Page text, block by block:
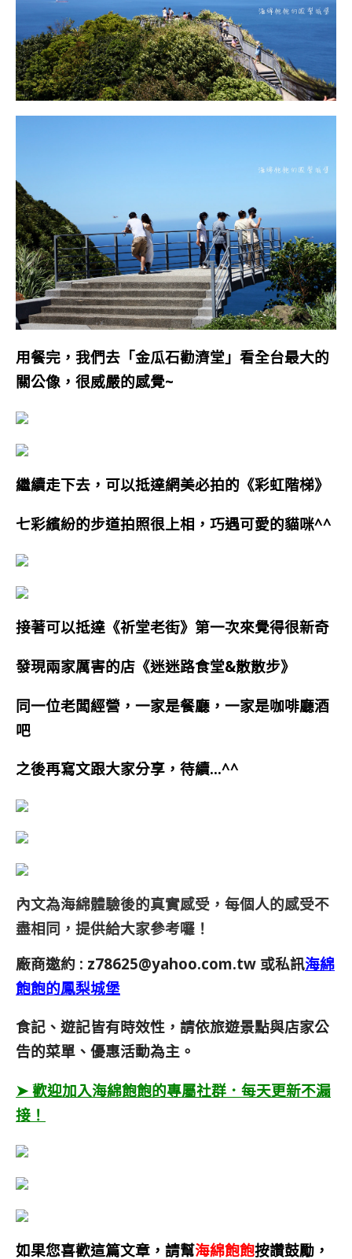
用餐完，我們去「金瓜石勸濟堂」看全台最大的
關公像，很威嚴的感覺~
繼續走下去，可以抵達網美必拍的 《彩虹階梯》
七彩繽紛的步道拍照很上相，巧遇可愛的貓咪^^
接著可以抵達 《祈堂老街》第一次來覺得很新奇
發現兩家厲害的店 《迷迷路食堂&散散步》
同一位老闆經營，一家是餐廳，一家是咖啡廳酒
吧
之後再寫文跟大家分享，待續…^^
內文為海綿體驗後的真實感受，每個人的感受不
盡相同，提供給大家參考囉！
廠商邀約 : z78625@yahoo.com.tw 或私訊海綿
飽飽的鳳梨城堡
食記、遊記皆有時效性，請依旅遊景點與店家公
告的菜單、優惠活動為主。
➤ 歡迎加入海綿飽飽的專屬社群．每天更新不漏
接！
如果您喜歡這篇文章，請幫海綿飽飽按讚鼓勵，